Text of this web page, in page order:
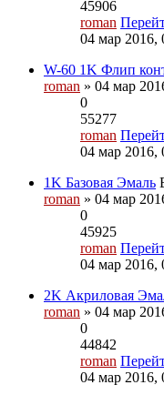
45906
roman
04 мар 2016,
W-60 1K Флип
roman » 04 мар
0
55277
roman
04 мар 2016,
1K Базовая Эмаль
roman » 04 мар
0
45925
roman
04 мар 2016,
2K Акриловая
roman » 04 мар
0
44842
roman
04 мар 2016,